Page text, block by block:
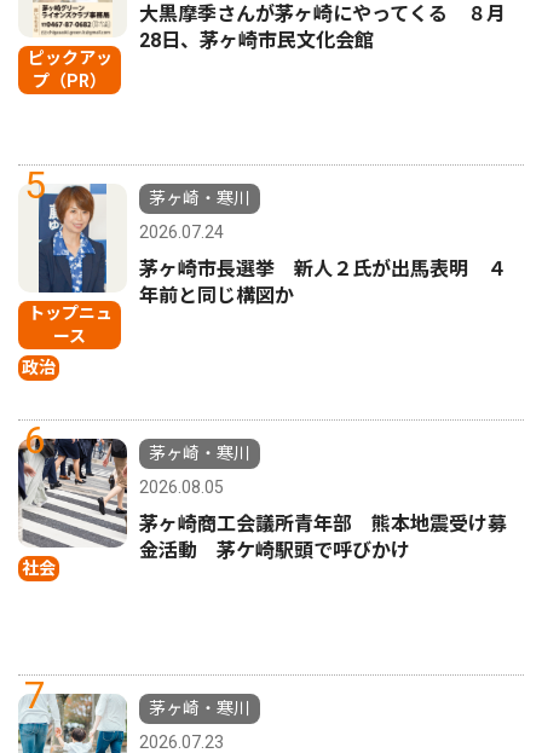
ピックアッ
プ（PR）
大黒摩季さんが茅ヶ崎にやってくる ８月
28日、茅ヶ崎市民文化会館
5
トップニュ
ース
政治
茅ヶ崎・寒川
2026.07.24
茅ヶ崎市長選挙 新人２氏が出馬表明 ４
年前と同じ構図か
6
社会
茅ヶ崎・寒川
2026.08.05
茅ヶ崎商工会議所青年部 熊本地震受け募
金活動 茅ケ崎駅頭で呼びかけ
7
茅ヶ崎・寒川
2026.07.23